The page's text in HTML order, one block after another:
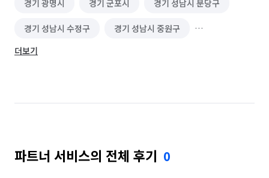
경기 광명시 경기 군포시 경기 성남시 분당구
경기 성남시 수정구 경기 성남시 중원구
경기 수원시 권선구
경기 시흥시 경기 안산시 단원구
경기 안양시 만안구 경기 용인시 기흥구
더보기
파트너 서비스의 전체 후기 0